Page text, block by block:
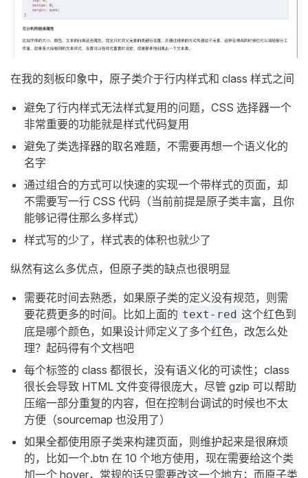
在我的刻板印象中，原子类介于行内样式和 class 样式之间
避免了行内样式无法样式复用的问题，CSS 选择器一个
非常重要的功能就是样式代码复用
避免了类选择器的取名难题，不需要再想一个语义化的
名字
通过组合的方式可以快速的实现一个带样式的页面，却
不需要写一行 CSS 代码（当前前提是原子类丰富，且你
能够记得住那么多样式）
样式写的少了，样式表的体积也就少了
纵然有这么多优点，但原子类的缺点也很明显
需要花时间去熟悉，如果原子类的定义没有规范，则需
要花费更多的时间。比如上面的 text-red 这个红色到
底是哪个颜色，如果设计师定义了多个红色，改怎么处
理？起码得有个文档吧
每个标签的 class 都很长，没有语义化的可读性；class
很长会导致 HTML 文件变得很庞大，尽管 gzip 可以帮助
压缩一部分重复的内容，但在控制台调试的时候也不太
方便（sourcemap 也没用了）
如果全都使用原子类来构建页面，则维护起来是很麻烦
的，比如一个.btn 在 10 个地方使用，现在需要给这个类
加一个 hover，常规的话只需要改这一个地方；而原子类